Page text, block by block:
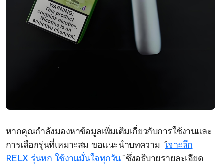
หากคุณกำลังมองหาข้อมูลเพิ่มเติมเกี่ยวกับการใช้งานและ
การเลือกรุ่นที่เหมาะสม ขอแนะนำบทความ “เจาะลึก
RELX รุ่นหก ใช้งานมั่นใจทุกวัน”ซึ่งอธิบายรายละเอียด